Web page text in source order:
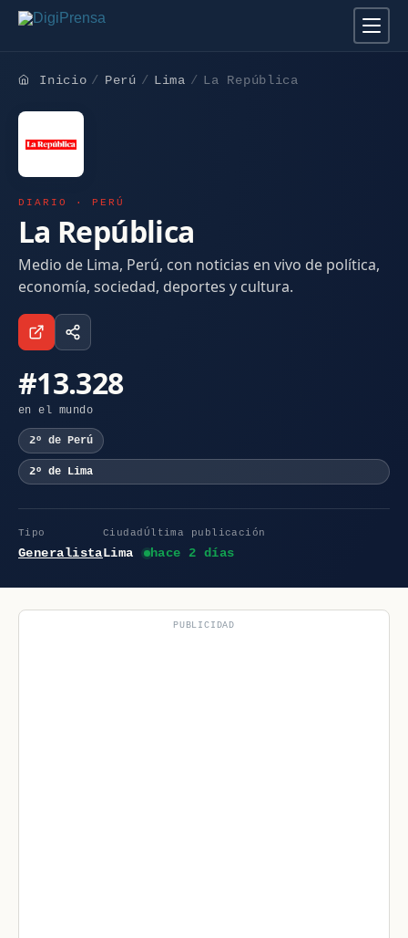
Inicio Perú Lima La República
DIARIO · PERÚ
La República
Medio de Lima, Perú, con noticias en vivo de política,
economía, sociedad, deportes y cultura.
#13.328
en el mundo
2º de Perú
2º de Lima
Tipo
Generalista
Ciudad
Lima
Última publicación
hace 2 días
PUBLICIDAD